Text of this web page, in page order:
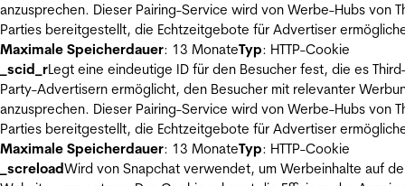
anzusprechen. Dieser Pairing-Service wird von Werbe-Hubs von
Parties bereitgestellt, die Echtzeitgebote für Advertiser
Maximale Speicherdauer: 13 MonateTyp: HTTP-Cookie
_scid_rLegt eine eindeutige ID für den Besucher fest, die es
Party-Advertisern ermöglicht, den Besucher mit relevanter
anzusprechen. Dieser Pairing-Service wird von Werbe-Hubs von
Parties bereitgestellt, die Echtzeitgebote für Advertiser
Maximale Speicherdauer: 13 MonateTyp: HTTP-Cookie
_screloadWird von Snapchat verwendet, um Werbeinhalte auf